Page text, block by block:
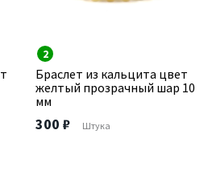
2
Браслет из кальцита цвет
желтый прозрачный шар 10
мм
300 ₽ Штука